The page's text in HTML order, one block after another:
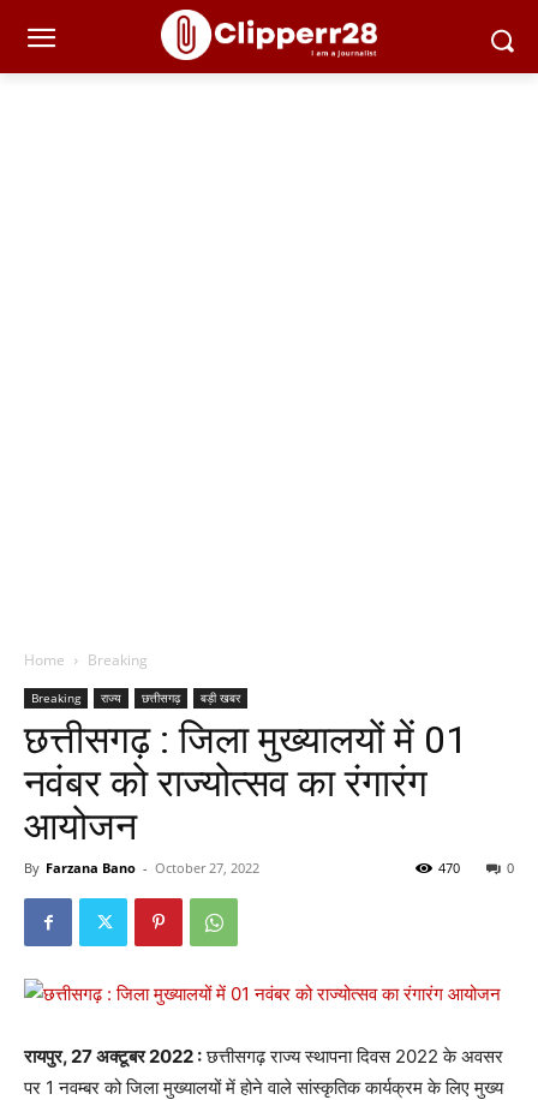
Home Breaking
Breaking राज्य छत्तीसगढ़ बड़ी खबर
छत्तीसगढ़ : जिला मुख्यालयों में 01
नवंबर को राज्योत्सव का रंगारंग
आयोजन
By Farzana Bano - October 27, 2022 0
470
रायपुर, 27 अक्टूबर 2022 :छत्तीसगढ़ राज्य स्थापना दिवस 2022 के अवसर
पर 1 नवम्बर को जिला मुख्यालयों में होने वाले सांस्कृतिक कार्यक्रम के लिए मुख्य